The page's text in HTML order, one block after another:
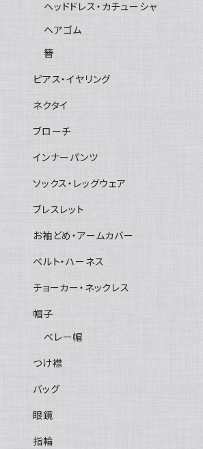
ヘッドドレス・カチューシャ
ヘアゴム
簪
ピアス・イヤリング
ネクタイ
ブローチ
インナーパンツ
ソックス・レッグウェア
ブレスレット
お袖どめ・アームカバー
ベルト・ハーネス
チョーカー・ネックレス
帽子
ベレー帽
つけ襟
バッグ
眼鏡
指輪